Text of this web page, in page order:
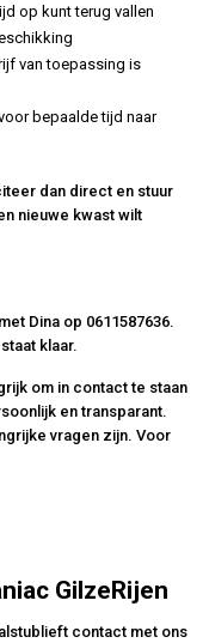
op kunt terug vallen
van toepassing is
bepaalde tijd naar
dan direct en stuur
nieuwe kwast wilt
Dina op 0611587636.
klaar.
om in contact te staan
en transparant.
vragen zijn. Voor
GilzeRijen
contact met ons